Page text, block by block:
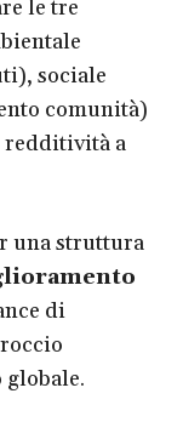
le tre
sociale
comunità)
redditività a
una struttura
di